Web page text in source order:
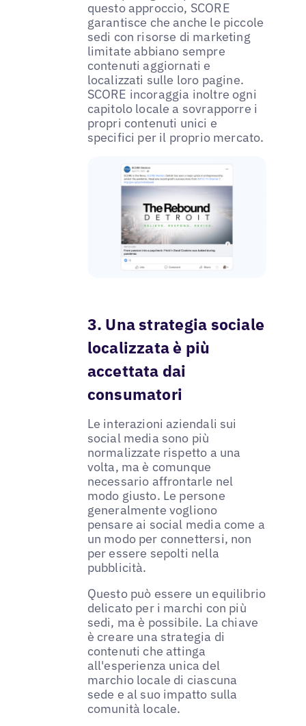
questo approccio, SCORE
garantisce che anche le piccole
sedi con risorse di marketing
limitate abbiano sempre
contenuti aggiornati e
localizzati sulle loro pagine.
SCORE incoraggia inoltre ogni
capitolo locale a sovrapporre i
propri contenuti unici e
specifici per il proprio mercato.
3. Una strategia sociale
localizzata è più
accettata dai
consumatori
Le interazioni aziendali sui
social media sono più
normalizzate rispetto a una
volta, ma è comunque
necessario affrontarle nel
modo giusto. Le persone
generalmente vogliono
pensare ai social media come a
un modo per connettersi, non
per essere sepolti nella
pubblicità.
Questo può essere un equilibrio
delicato per i marchi con più
sedi, ma è possibile. La chiave
è creare una strategia di
contenuti che attinga
all'esperienza unica del
marchio locale di ciascuna
sede e al suo impatto sulla
comunità locale.